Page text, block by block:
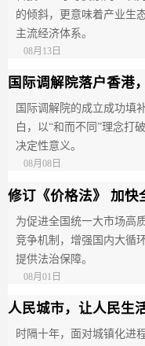
的倾斜，更意味着产业生
主流经济体系。
08月13日
国际调解院落户香港
国际调解院的成立成功填
白，以“和而不同”理念打
决定性意义。
08月08日
修订《价格法》 加快
为‌促进全国统一大市场高
竞争机制，增强国内大循
提供法治保障‌。
08月01日
人民城市，让人民生
时隔十年，面对城镇化进